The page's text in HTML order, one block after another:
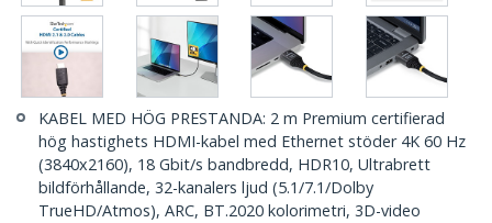
KABEL MED HÖG PRESTANDA: 2 m Premium certifierad
hög hastighets HDMI-kabel med Ethernet stöder 4K 60 Hz
(3840x2160), 18 Gbit/s bandbredd, HDR10, Ultrabrett
bildförhållande, 32-kanalers ljud (5.1/7.1/Dolby
TrueHD/Atmos), ARC, BT.2020 kolorimetri, 3D-video